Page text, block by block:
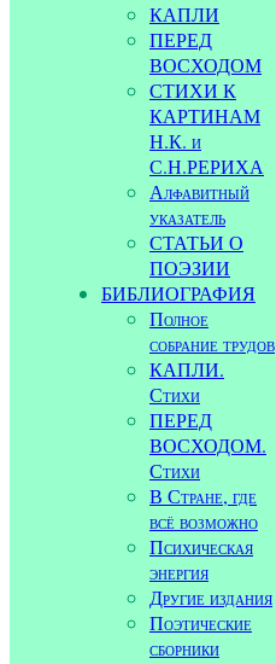
КАПЛИ
ПЕРЕД
ВОСХОДОМ
СТИХИ К
КАРТИНАМ
Н.К. и
С.Н.РЕРИХА
Алфавитный
указатель
СТАТЬИ О
ПОЭЗИИ
БИБЛИОГРАФИЯ
Полное
собрание трудов
КАПЛИ.
Стихи
ПЕРЕД
ВОСХОДОМ.
Стихи
В Стране, где
всё возможно
Психическая
энергия
Другие издания
Поэтические
сборники